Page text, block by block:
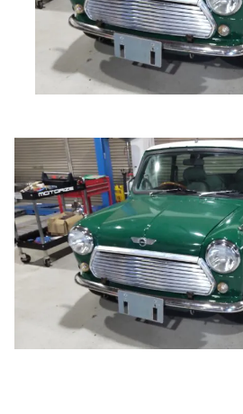
中古車探しのご依頼/その他
お問い合わせフォーム
ブランド紹介
ブログ
お客様の声
ケータハム岐阜
プライバシーポリシー
Contact Form
24時間受付対応の
車検・整備・修理のご
買取査定のご依頼
その他のお問い合わせ
中古車探しのご依頼・レンタカ